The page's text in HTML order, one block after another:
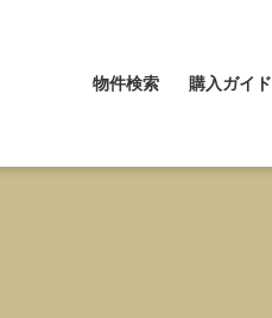
物件検索 購入ガイド